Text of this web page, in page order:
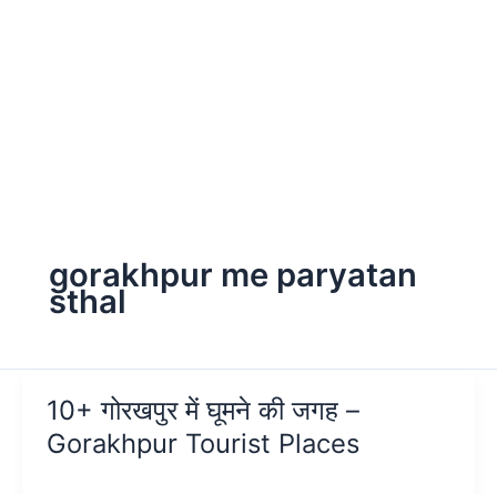
gorakhpur me paryatan
sthal
10+ गोरखपुर में घूमने की जगह –
Gorakhpur Tourist Places